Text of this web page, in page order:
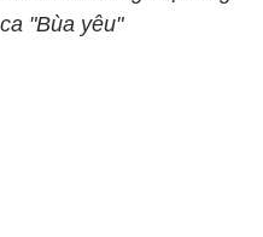
"Bùa yêu"